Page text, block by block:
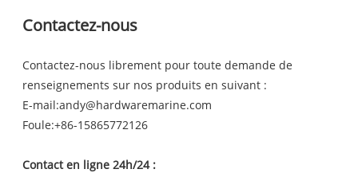
Contactez-nous
Contactez-nous librement pour toute demande de
renseignements sur nos produits en suivant :
E-mail:andy@hardwaremarine.com
Foule:+86-15865772126
Contact en ligne 24h/24 :